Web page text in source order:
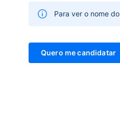
Para ver o nome
Quero me candidatar